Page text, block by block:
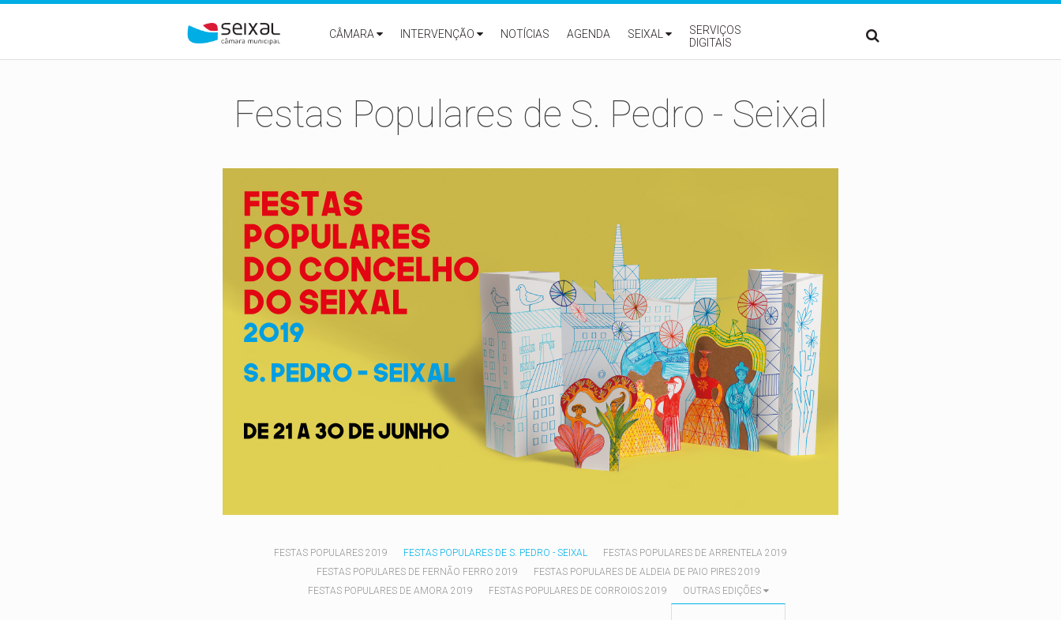
CÂMARA
INTERVENÇÃO NOTÍCIAS AGENDA SEIXAL
SERVIÇOS
DIGITAIS
Festas Populares de S. Pedro - Seixal
FESTAS POPULARES 2019 FESTAS POPULARES DE S. PEDRO - SEIXAL
FESTAS POPULARES DE ARRENTELA 2019
FESTAS POPULARES DE FERNÃO FERRO 2019
FESTAS POPULARES DE ALDEIA DE PAIO PIRES 2019
FESTAS POPULARES DE AMORA 2019
FESTAS POPULARES DE CORROIOS 2019 OUTRAS EDIÇÕES